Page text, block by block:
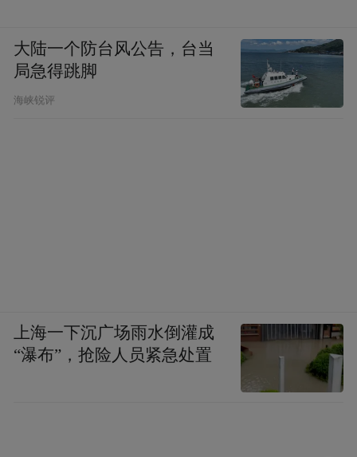
大陆一个防台风公告，台当
局急得跳脚
海峡锐评
上海一下沉广场雨水倒灌成
“瀑布”，抢险人员紧急处置